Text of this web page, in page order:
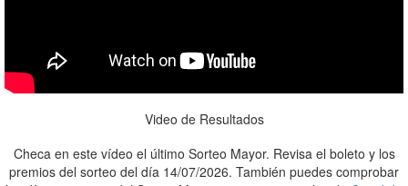
Video de Resultados
Checa en este vídeo el último Sorteo Mayor. Revisa el boleto y los
premios del sorteo del día 14/07/2026. También puedes comprobar